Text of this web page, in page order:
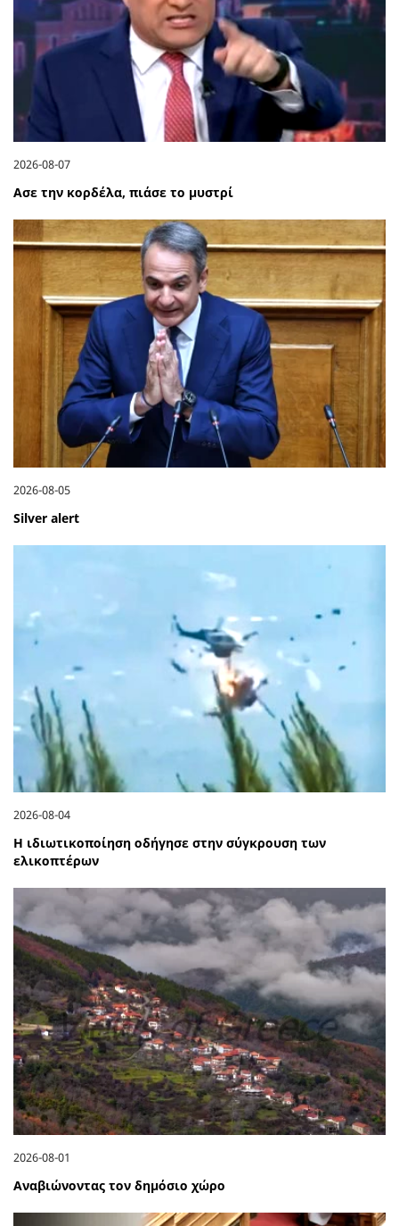
2026-08-07
Ασε την κορδέλα, πιάσε το μυστρί
2026-08-05
Silver alert
2026-08-04
Η ιδιωτικοποίηση οδήγησε στην σύγκρουση των
ελικοπτέρων
2026-08-01
Αναβιώνοντας τον δημόσιο χώρο